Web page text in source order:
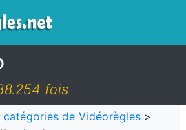
fois
catégories de Vidéorègles >